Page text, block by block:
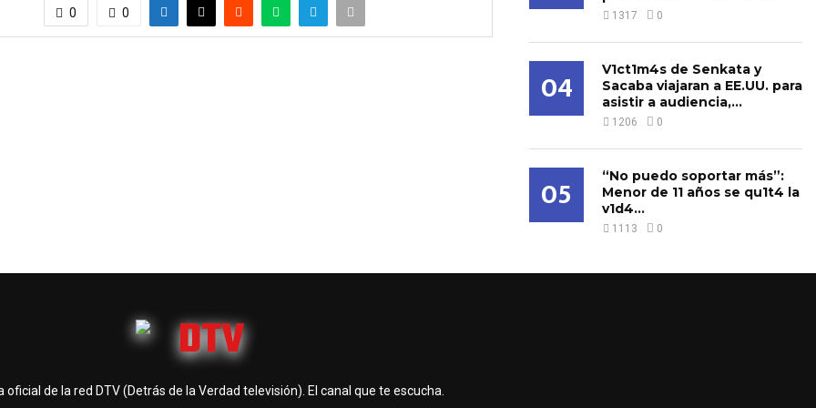
0 0 1317 0
04
V1ct1m4s de Senkata y
Sacaba viajaran a EE.UU. para
asistir a audiencia,...
1206 0
05
“No puedo soportar más”:
Menor de 11 años se qu1t4 la
v1d4...
1113 0
oficial de la red DTV (Detrás de la Verdad televisión). El canal que te escucha.